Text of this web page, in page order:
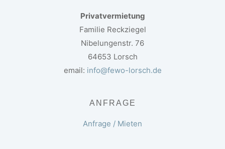
Privatvermietung
Familie Reckziegel
Nibelungenstr. 76
64653 Lorsch
email: info@fewo-lorsch.de
ANFRAGE
Anfrage / Mieten